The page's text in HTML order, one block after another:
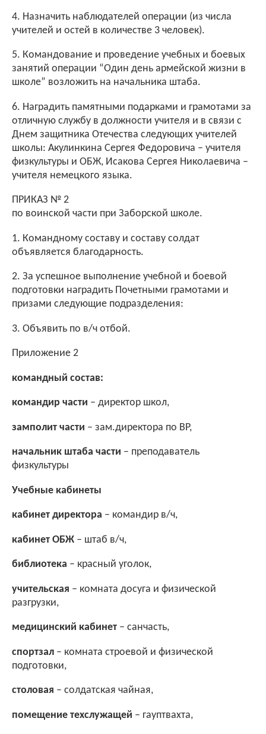
4. Назначить наблюдателей операции (из числа
учителей и остей в количестве 3 человек).
5. Командование и проведение учебных и боевых
занятий операции “Один день армейской жизни в
школе” возложить на начальника штаба.
6. Наградить памятными подарками и грамотами за
отличную службу в должности учителя и в связи с
Днем защитника Отечества следующих учителей
школы: Акулинкина Сергея Федоровича – учителя
физкультуры и ОБЖ, Исакова Сергея Николаевича –
учителя немецкого языка.
ПРИКАЗ № 2
по воинской части при Заборской школе.
1. Командному составу и составу солдат
объявляется благодарность.
2. За успешное выполнение учебной и боевой
подготовки наградить Почетными грамотами и
призами следующие подразделения:
3. Объявить по в/ч отбой.
Приложение 2
командный состав:
командир части – директор школ,
замполит части – зам.директора по ВР,
начальник штаба части – преподаватель
физкультуры
Учебные кабинеты
кабинет директора – командир в/ч,
кабинет ОБЖ – штаб в/ч,
библиотека – красный уголок,
учительская – комната досуга и физической
разгрузки,
медицинский кабинет – санчасть,
спортзал – комната строевой и физической
подготовки,
столовая – солдатская чайная,
помещение техслужащей – гауптвахта,